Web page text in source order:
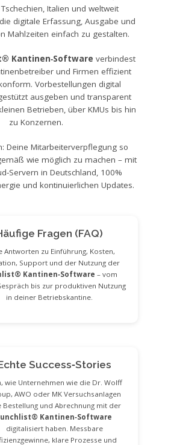
Italien und weltweit
digitale Erfassung, Ausgabe und
Mahlzeiten einfach zu gestalten.
Kantinen‑Software verbindest
und Firmen effizient
Vorbestellungen digital
ausgeben und transparent
Betrieben, über KMUs bis hin
zu Konzernen.
Deine Mitarbeiterverpflegung so
wie möglich zu machen – mit
in Deutschland, 100%
und kontinuierlichen Updates.
Fragen (FAQ)
Antworten zu Einführung, Kosten,
Support und der Nutzung der
Kantinen‑Software – vom
bis zur produktiven Nutzung
in deiner Betriebskantine.
Success‑Stories
wie Unternehmen wie die Dr. Wolff
AWO oder MK Versuchsanlagen
Bestellung und Abrechnung mit der
lunchlist® Kantinen‑Software
digitalisiert haben. Messbare
klare Prozesse und